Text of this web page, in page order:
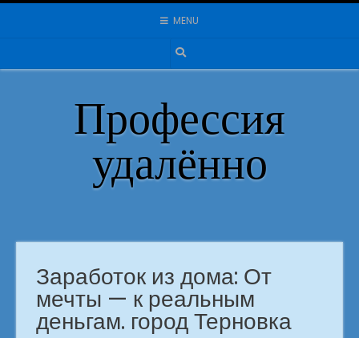
Skip
MENU
Профессия
удалённо
Заработок из дома: От
мечты — к реальным
деньгам. город Терновка